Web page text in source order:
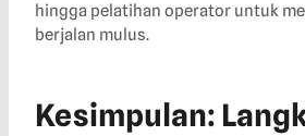
hingga pelatihan operator untuk
berjalan mulus.
Kesimpulan: